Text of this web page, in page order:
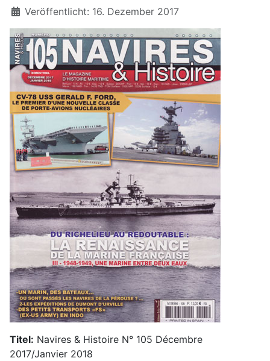
Details
Veröffentlicht: 16. Dezember 2017
Titel: Navires & Histoire N° 105 Décembre
2017/Janvier 2018